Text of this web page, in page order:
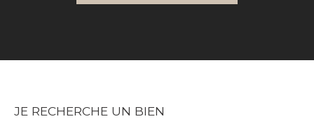
JE RECHERCHE UN BIEN